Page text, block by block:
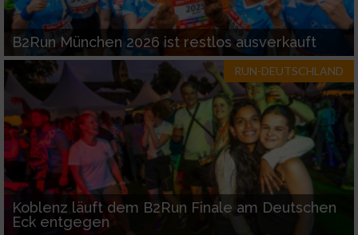
B2Run München 2026 ist restlos ausverkauft
RUN-DEUTSCHLAND
Koblenz läuft dem B2Run Finale am Deutschen
Eck entgegen